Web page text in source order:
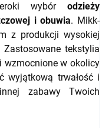
wybórodzieży
i obuwia. Mikk-
z produkcji wysokiej
Zastosowane tekstylia
wzmocnione w okolicy
wyjątkową trwałość i
zabawy Twoich